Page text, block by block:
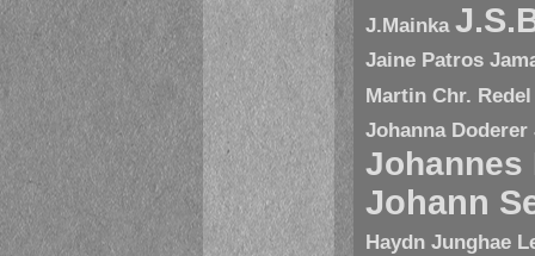
J.Mainka
Jaine Patros
Martin Chr. Redel
Johanna Doderer
Johannes
Johann
Haydn Junghae